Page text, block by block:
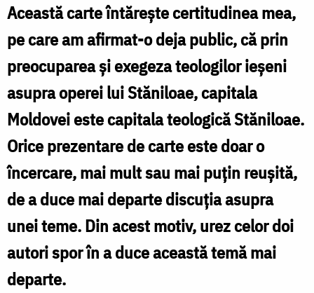
Dumitru
Stăniloae
Această carte întărește certitudinea mea,
pe care am afirmat-o deja public, că prin
preocuparea și exegeza teologilor ieșeni
asupra operei lui Stăniloae, capitala
Moldovei este capitala teologică Stăniloae.
Orice prezentare de carte este doar o
încercare, mai mult sau mai puțin reușită,
de a duce mai departe discuția asupra
unei teme. Din acest motiv, urez celor doi
autori spor în a duce această temă mai
departe.